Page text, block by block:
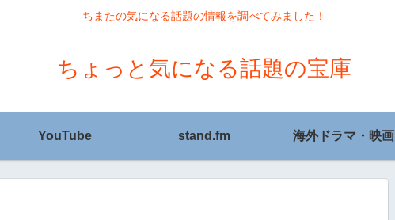
ちまたの気になる話題の情報を調べてみました！
ちょっと気になる話題の宝庫
YouTube stand.fm 海外ドラマ・映画